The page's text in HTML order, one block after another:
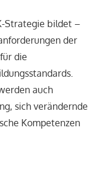
Strategie bildet –
der
die
auch
sich verändernde
Kompetenzen